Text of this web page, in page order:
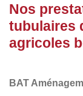
Nos
tubulaires
agricoles
BAT